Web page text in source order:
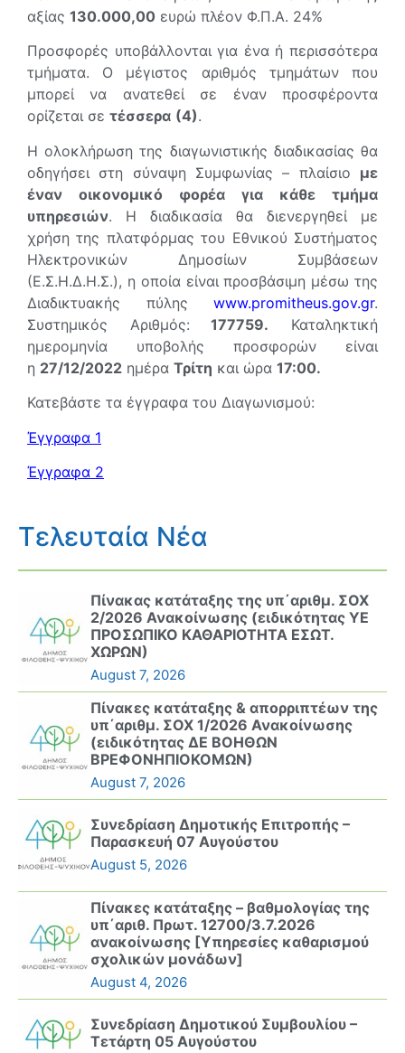
αξίας 130.000,00 ευρώ πλέον Φ.Π.Α. 24%
Προσφορές υποβάλλονται για ένα ή περισσότερα
τμήματα. Ο μέγιστος αριθμός τμημάτων που
μπορεί να ανατεθεί σε έναν προσφέροντα
ορίζεται σε τέσσερα (4).
Η ολοκλήρωση της διαγωνιστικής διαδικασίας θα
οδηγήσει στη σύναψη Συμφωνίας – πλαίσιο με
έναν οικονομικό φορέα για κάθε τμήμα
υπηρεσιών. Η διαδικασία θα διενεργηθεί με
χρήση της πλατφόρμας του Εθνικού Συστήματος
Ηλεκτρονικών Δημοσίων Συμβάσεων
(Ε.Σ.Η.Δ.Η.Σ.), η οποία είναι προσβάσιμη μέσω της
Διαδικτυακής πύλης www.promitheus.gov.gr.
Συστημικός Αριθμός: 177759. Καταληκτική
ημερομηνία υποβολής προσφορών είναι
η 27/12/2022 ημέρα Τρίτη και ώρα 17:00.
Κατεβάστε τα έγγραφα του Διαγωνισμού:
Έγγραφα 1
Έγγραφα 2
Τελευταία Νέα
Πίνακας κατάταξης της υπ΄αριθμ. ΣΟΧ
2/2026 Ανακοίνωσης (ειδικότητας ΥΕ
ΠΡΟΣΩΠΙΚΟ ΚΑΘΑΡΙΟΤΗΤΑ ΕΣΩΤ.
ΧΩΡΩΝ)
August 7, 2026
Πίνακες κατάταξης & απορριπτέων της
υπ΄αριθμ. ΣΟΧ 1/2026 Ανακοίνωσης
(ειδικότητας ΔΕ ΒΟΗΘΩΝ
ΒΡΕΦΟΝΗΠΙΟΚΟΜΩΝ)
August 7, 2026
Συνεδρίαση Δημοτικής Επιτροπής –
Παρασκευή 07 Αυγούστου
August 5, 2026
Πίνακες κατάταξης – βαθμολογίας της
υπ΄αριθ. Πρωτ. 12700/3.7.2026
ανακοίνωσης [Υπηρεσίες καθαρισμού
σχολικών μονάδων]
August 4, 2026
Συνεδρίαση Δημοτικού Συμβουλίου –
Τετάρτη 05 Αυγούστου